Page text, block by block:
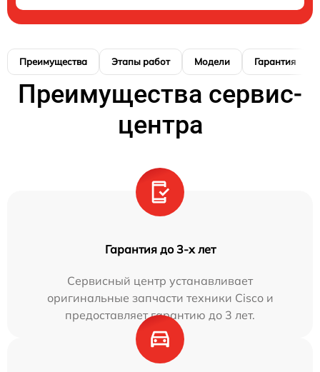
Преимущества Этапы работ Модели Гарантия
Преимущества сервис-
центра
Гарантия до 3-х лет
Сервисный центр устанавливает
оригинальные запчасти техники Cisco и
предоставляет гарантию до 3 лет.